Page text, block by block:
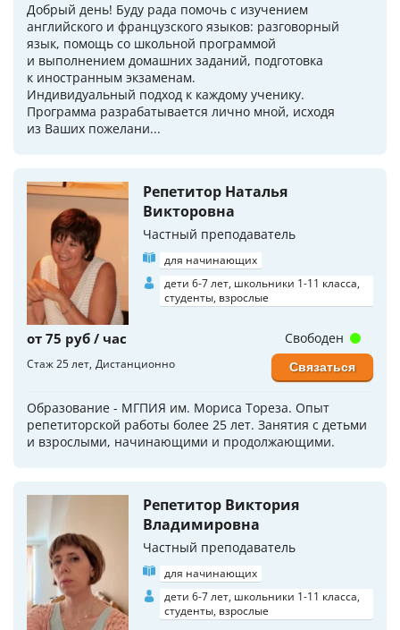
Добрый день! Буду рада помочь с изучением
английского и французского языков: разговорный
язык, помощь со школьной программой
и выполнением домашних заданий, подготовка
к иностранным экзаменам.
Индивидуальный подход к каждому ученику.
Программа разрабатывается лично мной, исходя
из Ваших пожелани...
Репетитор Наталья
Викторовна
Частный преподаватель
для начинающих
дети 6-7 лет, школьники 1-11 класса,
студенты, взрослые
от 75 руб / час
Стаж 25 лет Дистанционно
Образование - МГПИЯ им. Мориса Тореза. Опыт
репетиторской работы более 25 лет. Занятия с детьми
и взрослыми, начинающими и продолжающими.
Свободен
Связаться
Репетитор Виктория
Владимировна
Частный преподаватель
для начинающих
дети 6-7 лет, школьники 1-11 класса,
студенты, взрослые